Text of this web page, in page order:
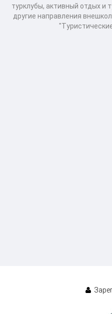
турклубы, активный отдых и
другие направления